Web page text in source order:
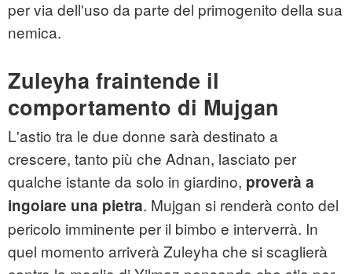
per via dell'uso da parte del primogenito della sua
nemica.
Zuleyha fraintende il
comportamento di Mujgan
L'astio tra le due donne sarà destinato a
crescere, tanto più che Adnan, lasciato per
qualche istante da solo in giardino, proverà a
ingoiare una pietra. Mujgan si renderà conto del
pericolo imminente per il bimbo e interverrà. In
quel momento arriverà Zuleyha che si scaglierà